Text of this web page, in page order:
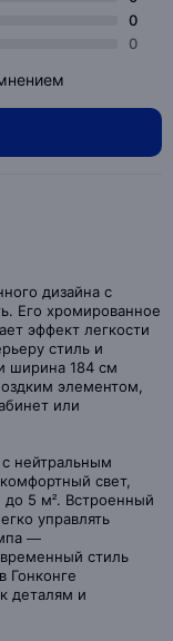
0
0
дизайна с
Его хромированное
эффект легкости
стиль и
ширина 184 см
элементом,
или
нейтральным
свет,
5 м². Встроенный
управлять
—
стиль
Гонконге
деталям и